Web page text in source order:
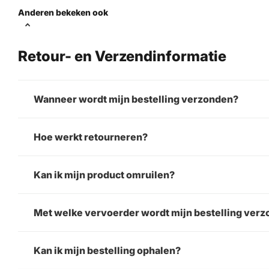
Anderen bekeken ook
Retour- en Verzendinformatie
Wanneer wordt mijn bestelling verzonden?
Hoe werkt retourneren?
Kan ik mijn product omruilen?
Met welke vervoerder wordt mijn bestelling
Kan ik mijn bestelling ophalen?